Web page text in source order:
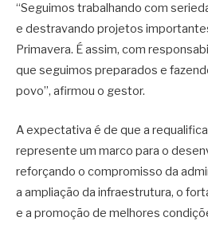
“Seguimos trabalhando com
e destravando projetos
Primavera. É assim, com
que seguimos preparados e
povo”, afirmou o gestor.
A expectativa é de que a
represente um marco para o
reforçando o compromisso da
a ampliação da infraestrutura, o
e a promoção de melhores